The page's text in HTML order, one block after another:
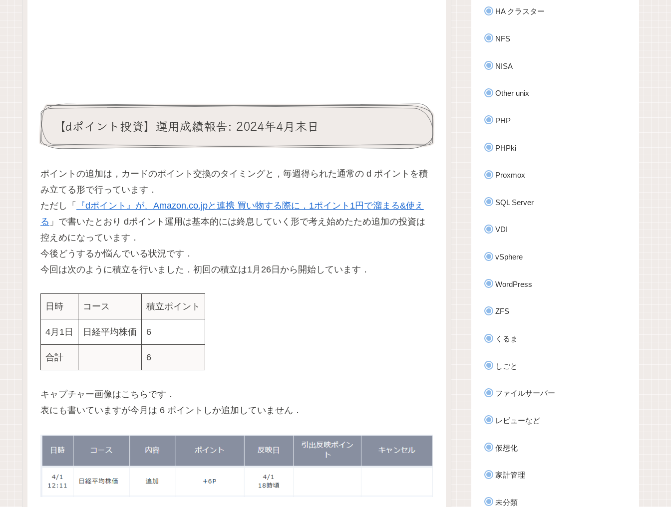
【dポイント投資】運用成績報告: 2024年4月末日
ポイントの追加は，カードのポイント交換のタイミングと，毎週得られた通常の d ポイントを積
み立てる形で行っています．
ただし「
『dポイント』が、Amazon.co.jpと連携 買い物する際に，1ポイント1円で溜まる&使え
る 」で書いたとおり dポイント運用は基本的には終息していく形で考え始めたため追加の投資は
控えめになっています．
今後どうするか悩んでいる状況です．
今回は次のように積立を行いました．初回の積立は1月26日から開始しています．
日時 コース 積立ポイント
4月1日 日経平均株価 6
合計 6
キャプチャー画像はこちらです．
表にも書いていますが今月は 6 ポイントしか追加していません．
HA クラスター
NFS
NISA
Other unix
PHP
PHPki
Proxmox
SQL Server
VDI
vSphere
WordPress
ZFS
くるま
しごと
ファイルサーバー
レビューなど
仮想化
家計管理
未分類